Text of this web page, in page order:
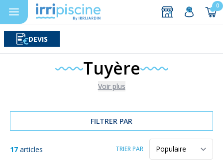
0
DEVIS
Tuyère
Voir plus
FILTRER PAR
TRIER PAR
17 articles